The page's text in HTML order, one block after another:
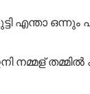
എന്താ ഒന്നും
നമ്മള്